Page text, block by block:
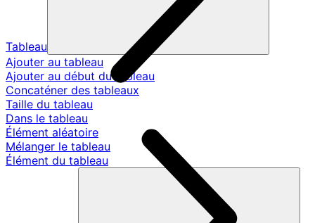
Tableau
Ajouter au tableau
Ajouter au début du tableau
Concaténer des tableaux
Taille du tableau
Dans le tableau
Élément aléatoire
Mélanger le tableau
Élément du tableau